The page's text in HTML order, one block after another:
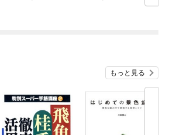
もっと見る